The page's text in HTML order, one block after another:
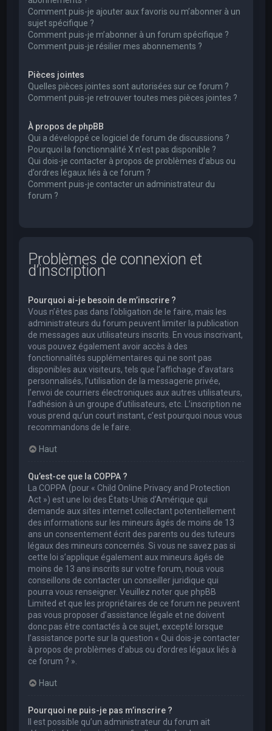
Comment puis-je ajouter aux favoris ou m’abonner à un
sujet spécifique ?
Comment puis-je m’abonner à un forum spécifique ?
Comment puis-je résilier mes abonnements ?
Pièces jointes
Quelles pièces jointes sont autorisées sur ce forum ?
Comment puis-je retrouver toutes mes pièces jointes ?
À propos de phpBB
Qui a développé ce logiciel de forum de discussions ?
Pourquoi la fonctionnalité X n’est pas disponible ?
Qui dois-je contacter à propos de problèmes d’abus ou
d’ordres légaux liés à ce forum ?
Comment puis-je contacter un administrateur du
forum ?
Problèmes de connexion et
d’inscription
Pourquoi ai-je besoin de m’inscrire ?
Vous n’êtes pas dans l’obligation de le faire, mais les
administrateurs du forum peuvent limiter la publication
de messages aux utilisateurs inscrits. En vous inscrivant,
vous pouvez également avoir accès à des
fonctionnalités supplémentaires qui ne sont pas
disponibles aux visiteurs, tels que l’affichage d’avatars
personnalisés, l’utilisation de la messagerie privée,
l’envoi de courriers électroniques aux autres utilisateurs,
l’adhésion à un groupe d’utilisateurs, etc. L’inscription ne
vous prend qu’un court instant, c’est pourquoi nous vous
recommandons de le faire.
Haut
Qu’est-ce que la COPPA ?
La COPPA (pour « Child Online Privacy and Protection
Act ») est une loi des États-Unis d’Amérique qui
demande aux sites internet collectant potentiellement
des informations sur les mineurs âgés de moins de 13
ans un consentement écrit des parents ou des tuteurs
légaux des mineurs concernés. Si vous ne savez pas si
cette loi s’applique également aux mineurs âgés de
moins de 13 ans inscrits sur votre forum, nous vous
conseillons de contacter un conseiller juridique qui
pourra vous renseigner. Veuillez noter que phpBB
Limited et que les propriétaires de ce forum ne peuvent
pas vous proposer d’assistance légale et ne doivent
donc pas être contactés à ce sujet, excepté lorsque
l’assistance porte sur la question « Qui dois-je contacter
à propos de problèmes d’abus ou d’ordres légaux liés à
ce forum ? ».
Haut
Pourquoi ne puis-je pas m’inscrire ?
Il est possible qu’un administrateur du forum ait